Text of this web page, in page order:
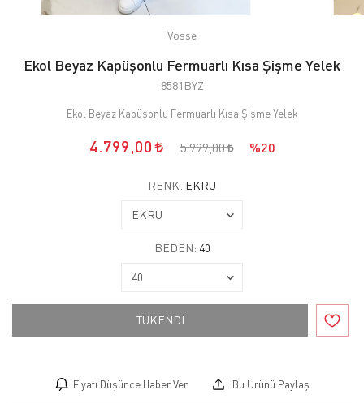
Vosse
Ekol Beyaz Kapüşonlu Fermuarlı Kısa Şişme Yelek
8581BYZ
Ekol Beyaz Kapüşonlu Fermuarlı Kısa Şişme Yelek
4.799,00 5.999,00 %20
RENK: EKRU
BEDEN: 40
TÜKENDİ
Fiyatı Düşünce Haber Ver Bu Ürünü Paylaş